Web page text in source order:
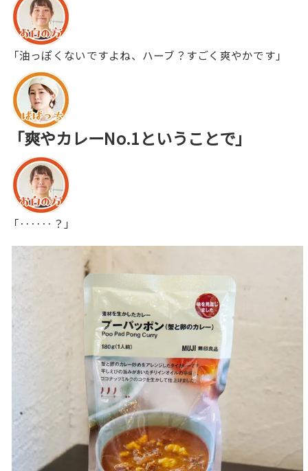
「油っぽくないですよね、ハーブ？すごく爽やかです」
「爽やカレーNo.1ということで」
「‥‥‥？」